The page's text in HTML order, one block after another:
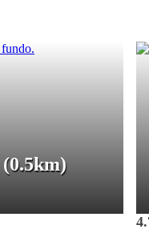
(0.5km)